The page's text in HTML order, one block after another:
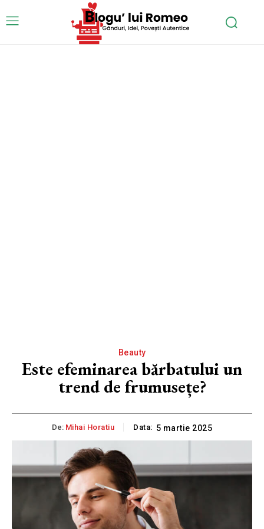
Beauty
Este efeminarea bărbatului un
trend de frumusețe?
De: Mihai Horatiu Data: 5 martie 2025